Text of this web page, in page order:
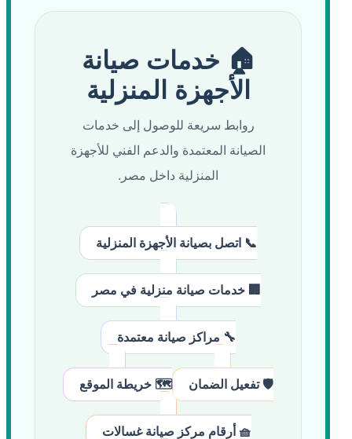
🏠 خدمات صيانة
الأجهزة المنزلية
روابط سريعة للوصول إلى خدمات
الصيانة المعتمدة والدعم الفني للأجهزة
المنزلية داخل مصر.
📞 اتصل بصيانة الأجهزة المنزلية
🏢 خدمات صيانة منزلية في مصر
🔧 مراكز صيانة معتمدة
🛡️ تفعيل الضمان 🗺️ خريطة الموقع
🧺 أرقام مركز صيانة غسالات